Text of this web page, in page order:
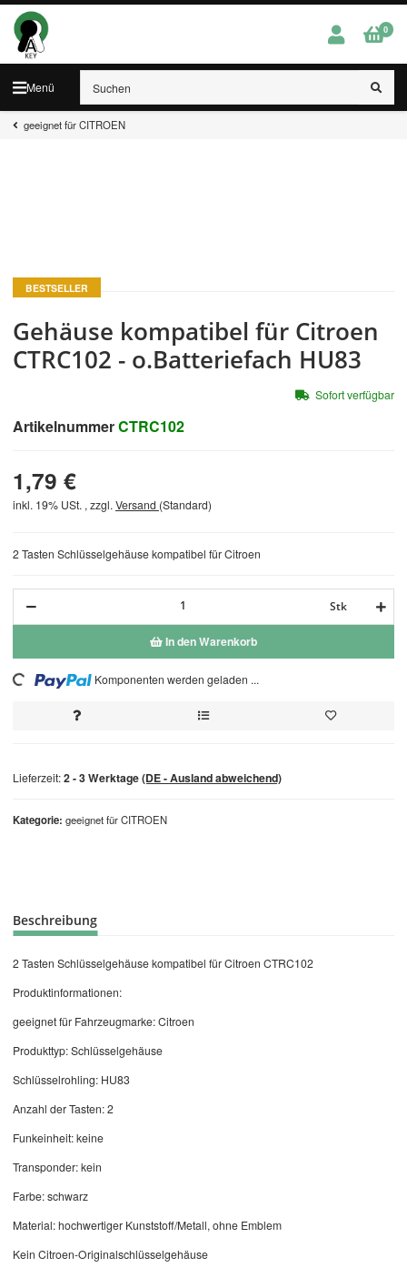
Menü
0
geeignet für CITROEN
BESTSELLER
Gehäuse kompatibel für Citroen
CTRC102 - o.Batteriefach HU83
ArtikelnummerCTRC102
Kategorie geeignet für CITROEN
2 Tasten Schlüsselgehäuse kompatibel für Citroen
1,79 €
inkl. 19% USt. , zzgl. Versand (Standard)
Stk
In den Warenkorb
Komponenten werden geladen ...
Sofort verfügbar
Lieferzeit:2 - 3 Werktage(DE - Ausland abweichend)
Beschreibung
2 Tasten Schlüsselgehäuse kompatibel für Citroen CTRC102
Produktinformationen:
geeignet für Fahrzeugmarke: Citroen
Produkttyp: Schlüsselgehäuse
Schlüsselrohling: HU83
Anzahl der Tasten: 2
Funkeinheit: keine
Transponder: kein
Farbe: schwarz
Material: hochwertiger Kunststoff/Metall, ohne Emblem
Kein Citroen-Originalschlüsselgehäuse